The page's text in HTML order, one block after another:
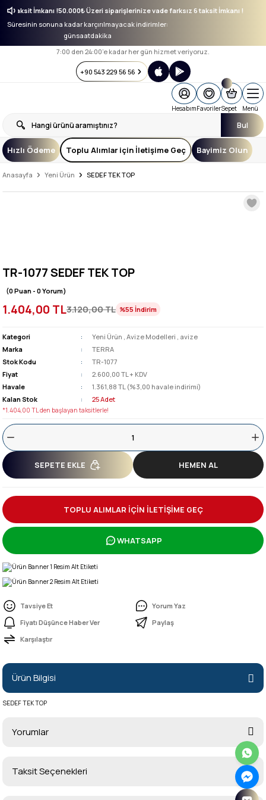
6 taksit İmkanı !50.000₺ Üzeri siparişlerinize vade farksız 6 taksit İmkanı !
Süresinin sonuna kadar karçırılmayacak indirimler:
günsaatdakika
7:00 den 24:00’e kadar her gün hizmet veriyoruz.
+90 543 229 56 56
Bul
HesabımFavorilerSepet Menü
Hızlı Ödeme Toplu Alımlar için İletişime Geç Bayimiz Olun
Anasayfa Yeni Ürün SEDEF TEK TOP
TR-1077 SEDEF TEK TOP
(0 Puan - 0 Yorum)
1.404,00 TL3.120,00 TL %55 İndirim
Kategori Yeni Ürün , Avize Modelleri , avize
Marka
TERRA
Stok Kodu
TR-1077
Fiyat
2.600,00 TL + KDV
Havale
1.361,88 TL (%3,00 havale indirimi)
Kalan Stok
25 Adet
*1.404,00 TL den başlayan taksitlerle!
SEPETE EKLE HEMEN AL
TOPLU ALIMLAR İÇİN İLETİŞİME GEÇ
WHATSAPP
Tavsiye Et
Yorum Yaz
Fiyatı Düşünce Haber Ver
Paylaş
Karşılaştır
Ürün Bilgisi
SEDEF TEK TOP
Yorumlar
Bu ürüne ilk yorumu siz yapın!
Taksit Seçenekleri